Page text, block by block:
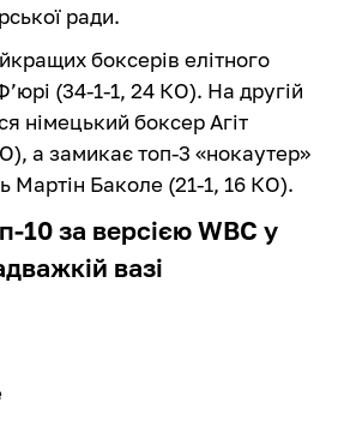
ради.
боксерів елітного
(34-1-1, 24 КО). На другій
німецький боксер Агіт
а замикає топ-3 «‎нокаутер»
Мартін Баколе (21-1, 16 КО).
10 за версією WBC у
вазі